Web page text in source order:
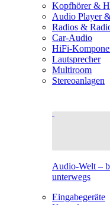
Kopfhörer &
Audio Player
Radios &
Car-Audio
HiFi-
Lautsprecher
Multiroom
Stereoanlagen
Audio-Welt –
unterwegs
Eingabegeräte